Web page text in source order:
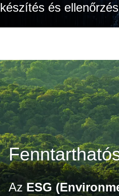
készítés és ellenőrzés
AzESG